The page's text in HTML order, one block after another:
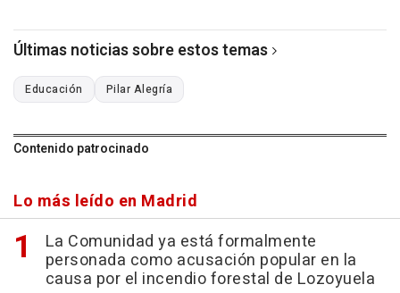
Últimas noticias sobre estos temas
Educación Pilar Alegría
Contenido patrocinado
Lo más leído en Madrid
La Comunidad ya está formalmente
personada como acusación popular en la
causa por el incendio forestal de Lozoyuela